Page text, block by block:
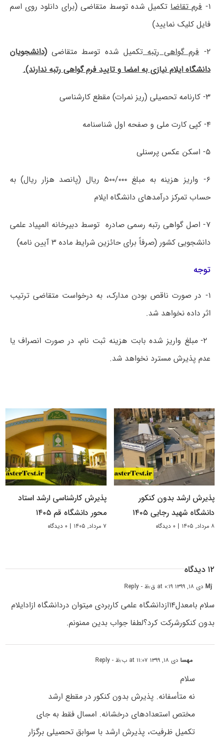
۱- فرم تقاضاتکمیل شده توسط متقاضی (برای دانلود روی اسم
فایل کلیک نمایید)
۲- فرم گواهی رتبهتکمیل شده توسط متقاضی(دانشجویان
دانشگاه ایلام نیازی به امضا و تایید فرم گواهی رتبه ندارند).
۳- کارنامه تحصیلی (ریز نمرات) مقطع کارشناسی
۴- کپی کارت ملی و صفحه اول شناسنامه
۵- اسکن عکس پرسنلی
۶- واریز هزینه به مبلغ ۵۰۰/۰۰۰ ریال (پانصد هزار ریال) به
حساب تمرکز درآمدهای دانشگاه ایلام
۷- اصل گواهی رتبه رسمی صادره توسط دبیرخانه المپیاد علمی
دانشجویی کشور (صرفاً برای حائزین شرایط ماده ۳ آیین نامه)
توجه
۱- در صورت ناقص بودن مدارک، به درخواست متقاضی ترتیب
اثر داده نخواهد شد.
۲- مبلغ واریز شده بابت هزینه ثبت نام، در صورت انصراف یا
عدم پذیرش مسترد نخواهد شد.
پذیرش ارشد بدون کنکور
دانشگاه شهید رجایی ۱۴۰۵
۸ مرداد, ۱۴۰۵ | ۰ دیدگاه
پذیرش کارشناسی ارشد استاد
محور دانشگاه قم ۱۴۰۵
۷ مرداد, ۱۴۰۵ | ۰ دیدگاه
۱۲ دیدگاه
Mĵدی ۱۸, ۱۳۹۹ at ۰:۱۹ ق٫ظ - Reply
سلام بامعدل۱۴ازدانشگاه علمی کاربردی میتوان دردانشگاه ازادایلام
بدون کنکورشرکت کرد؟لطفا جواب بدین ممنونم.
مهسادی ۱۸, ۱۳۹۹ at ۱۱:۰۷ ب٫ظ - Reply
سلام
نه متأسفانه. پذیرش بدون کنکور در مقطع ارشد
مختص استعدادهای درخشانه. امسال فقط به جای
تکمیل ظرفیت، پذیرش ارشد با سوابق تحصیلی برگزار